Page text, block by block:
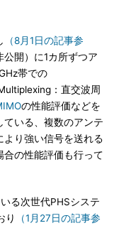
（8月1日の記事参
公開）に1カ所ずつア
帯での
：直交波周
の性能評価などを
いる、複数のアンテ
り強い信号を送れる
合の性能評価も行って
る次世代PHSシステ
り
（1月27日の記事参